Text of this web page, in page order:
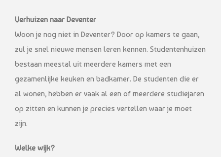
Verhuizen naar Deventer
Woon je nog niet in Deventer? Door op kamers te gaan,
zul je snel nieuwe mensen leren kennen. Studentenhuizen
bestaan meestal uit meerdere kamers met een
gezamenlijke keuken en badkamer. De studenten die er
al wonen, hebben er vaak al een of meerdere studiejaren
op zitten en kunnen je precies vertellen waar je moet
zijn.
Welke wijk?